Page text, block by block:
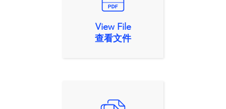
View File
查看文件